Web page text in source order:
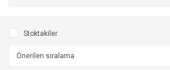
Stoktakiler